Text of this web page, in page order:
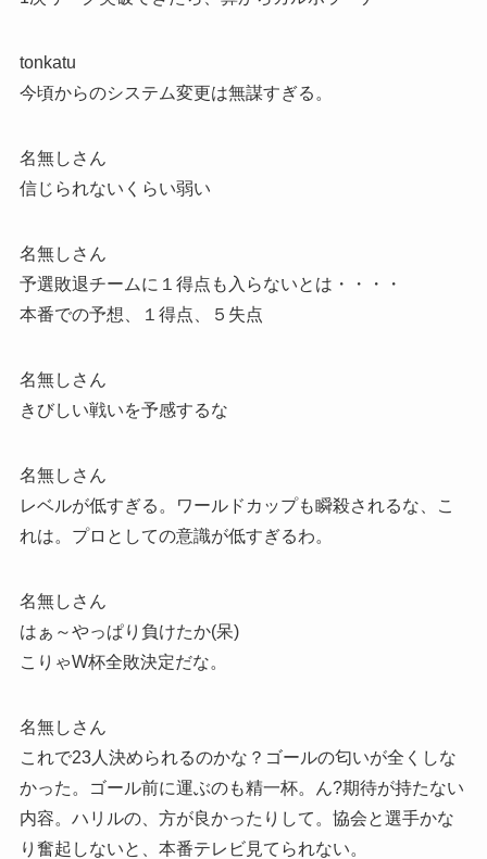
tonkatu
今頃からのシステム変更は無謀すぎる。
名無しさん
信じられないくらい弱い
名無しさん
予選敗退チームに１得点も入らないとは・・・・
本番での予想、１得点、５失点
名無しさん
きびしい戦いを予感するな
名無しさん
レベルが低すぎる。ワールドカップも瞬殺されるな、こ
れは。プロとしての意識が低すぎるわ。
名無しさん
はぁ～やっぱり負けたか(呆)
こりゃW杯全敗決定だな。
名無しさん
これで23人決められるのかな？ゴールの匂いが全くしな
かった。ゴール前に運ぶのも精一杯。ん?期待が持たない
内容。ハリルの、方が良かったりして。協会と選手かな
り奮起しないと、本番テレビ見てられない。